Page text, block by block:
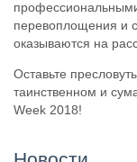
перевоплощения и
оказываются на
Оставьте
таинственном и
Week 2018!